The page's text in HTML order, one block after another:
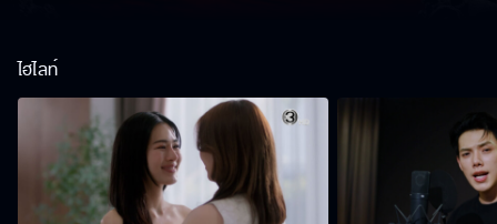
ไฮไลท์